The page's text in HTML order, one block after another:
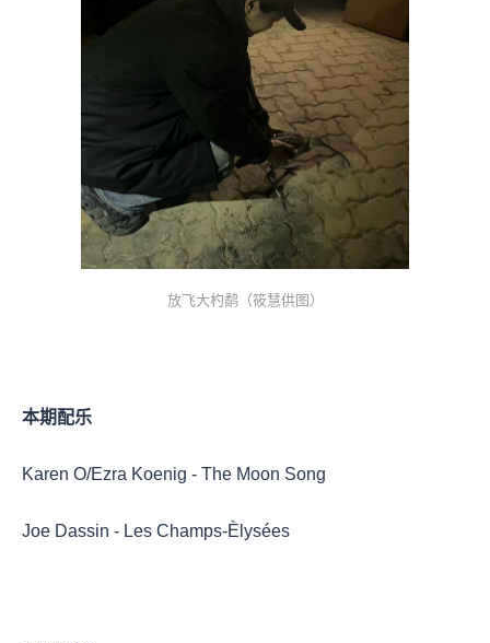
放飞大杓鹬（筱慧供图）
本期配乐
Karen O/Ezra Koenig - The Moon Song
Joe Dassin - Les Champs-Èlysées